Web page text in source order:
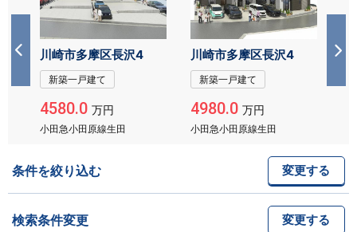
川崎市多摩区長沢4
新築一戸建て
4980.0万円
小田急小田原線生田
川崎市多摩区長沢4
新築一戸建て
4580.0万円
小田急小田原線生田
川
条件を絞り込む 変更する
検索条件変更 変更する